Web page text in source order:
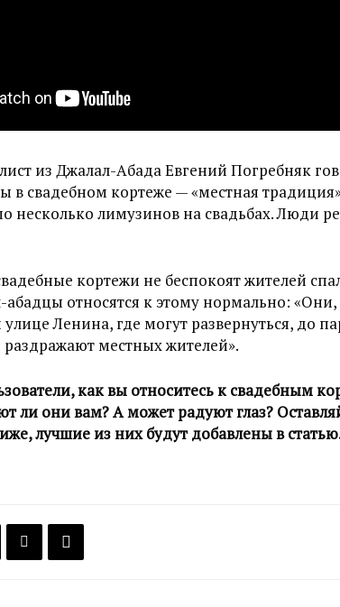
из Джалал-Абада Евгений Погребняк
в свадебном кортеже — «местная
несколько лимузинов на свадьбах. Люди
кортежи не беспокоят жителей
относятся к этому нормально: «Они,
Ленина, где могут развернуться, до
раздражают местных жителей».
как вы относитесь к свадебным
ли они вам? А может радуют глаз?
лучшие из них будут добавлены в